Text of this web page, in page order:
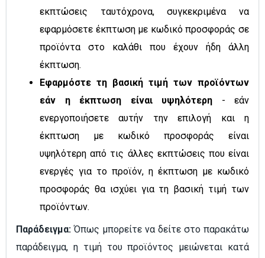
εκπτώσεις ταυτόχρονα, συγκεκριμένα να
εφαρμόσετε έκπτωση με κωδικό προσφοράς σε
προϊόντα στο καλάθι που έχουν ήδη άλλη
έκπτωση.
Εφαρμόστε τη βασική τιμή των προϊόντων
εάν η έκπτωση είναι υψηλότερη - εάν
ενεργοποιήσετε αυτήν την επιλογή και η
έκπτωση με κωδικό προσφοράς είναι
υψηλότερη από τις άλλες εκπτώσεις που είναι
ενεργές για το προϊόν, η έκπτωση με κωδικό
προσφοράς θα ισχύει για τη βασική τιμή των
προϊόντων.
Παράδειγμα: Όπως μπορείτε να δείτε στο παρακάτω
παράδειγμα, η τιμή του προϊόντος μειώνεται κατά